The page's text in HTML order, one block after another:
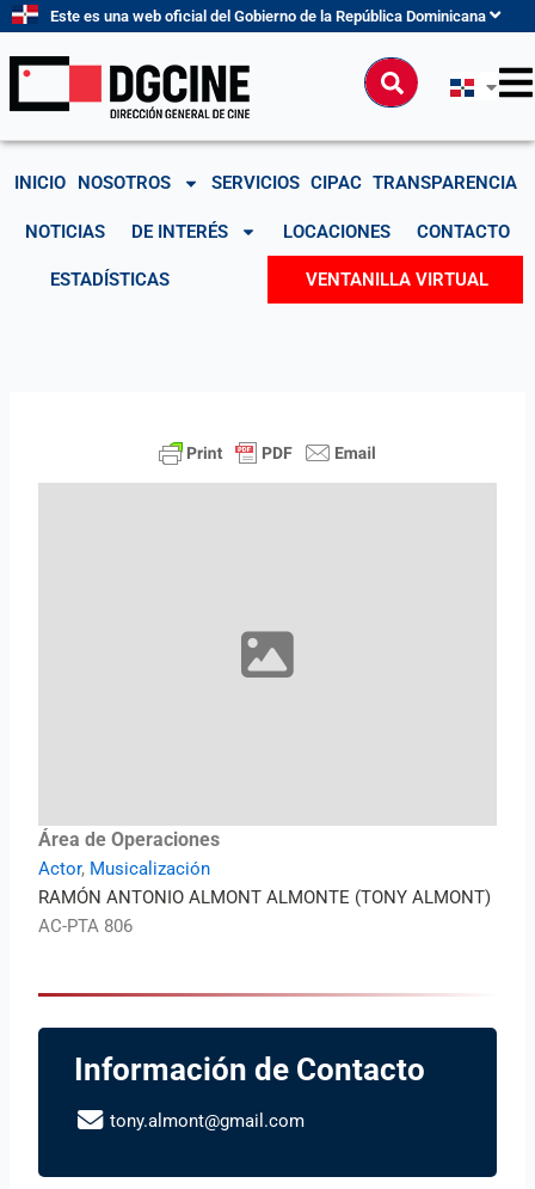
contenido
Este es una web oficial del Gobierno de la República Dominicana
Buscar
INICIO NOSOTROS SERVICIOS CIPAC TRANSPARENCIA
NOTICIAS DE INTERÉS LOCACIONES CONTACTO
ESTADÍSTICAS VENTANILLA VIRTUAL
Área de Operaciones
Actor, Musicalización
RAMÓN ANTONIO ALMONT ALMONTE (TONY ALMONT)
AC-PTA 806
Información de Contacto
tony.almont@gmail.com